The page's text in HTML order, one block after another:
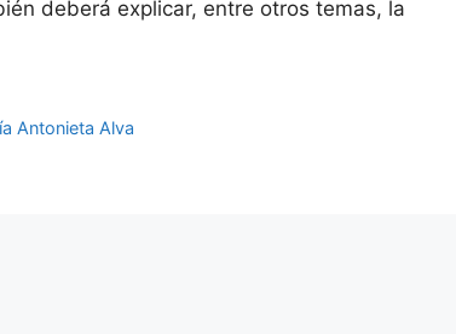
deberá explicar, entre otros temas, la
Antonieta Alva